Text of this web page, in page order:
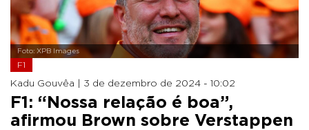
Foto: XPB Images
F1
Kadu Gouvêa | 3 de dezembro de 2024 - 10:02
F1: “Nossa relação é boa”,
afirmou Brown sobre Verstappen